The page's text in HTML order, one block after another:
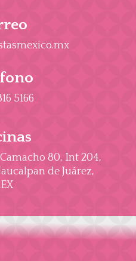
5166
80, Int 204,
de Juárez,